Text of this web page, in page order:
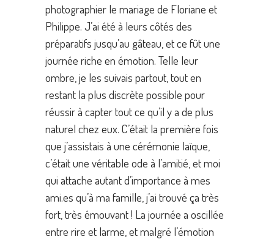
photographier le mariage de Floriane et
Philippe. J’ai été à leurs côtés des
préparatifs jusqu’au gâteau, et ce fût une
journée riche en émotion. Telle leur
ombre, je les suivais partout, tout en
restant la plus discrète possible pour
réussir à capter tout ce qu’il y a de plus
naturel chez eux. C’était la première fois
que j’assistais à une cérémonie laïque,
c’était une véritable ode à l’amitié, et moi
qui attache autant d’importance à mes
ami.es qu’à ma famille, j’ai trouvé ça très
fort, très émouvant ! La journée a oscillée
entre rire et larme, et malgré l’émotion